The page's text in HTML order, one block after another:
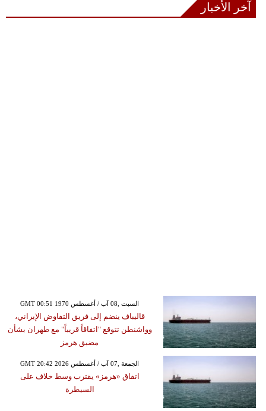
آخر الأخبار
GMT 00:51 1970 السبت ,08 آب / أغسطس
قاليباف ينضم إلى فريق التفاوض الإيراني،
وواشنطن تتوقع "اتفاقاً قريباً" مع طهران بشأن
مضيق هرمز
GMT 20:42 2026 الجمعة ,07 آب / أغسطس
اتفاق «هرمز» يقترب وسط خلاف على
السيطرة